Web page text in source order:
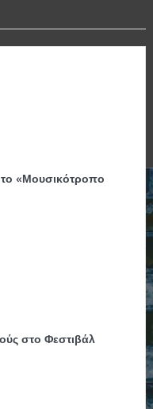
το «Μουσικότροπο
στο Φεστιβάλ